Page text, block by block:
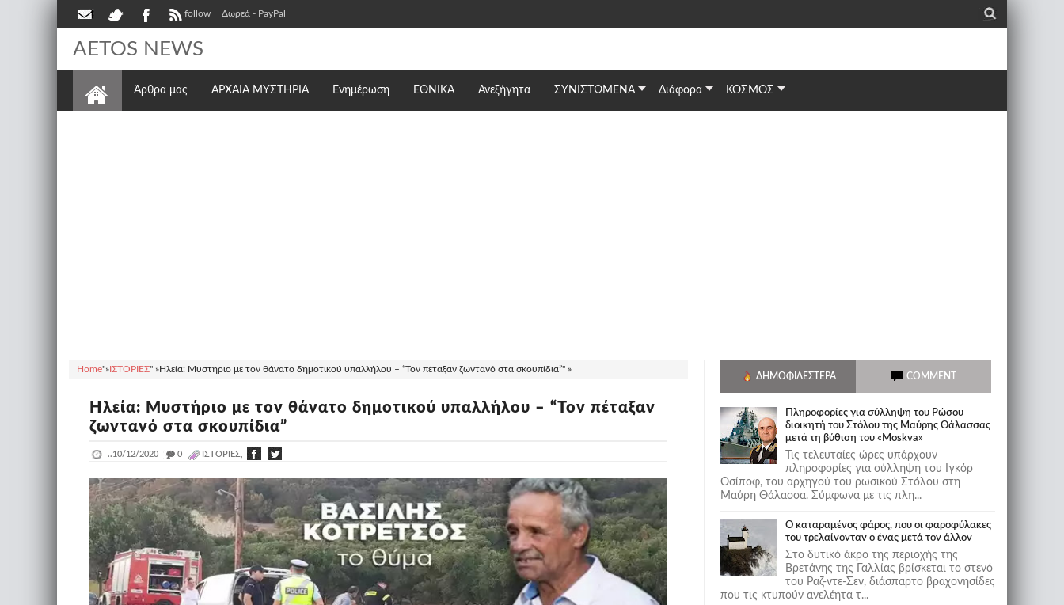
follow Δωρεά - PayPal _
AETOS NEWS
Άρθρα μας ΑΡΧΑΙΑ ΜΥΣΤΗΡΙΑ Ενημέρωση ΕΘΝΙΚΆ Ανεξήγητα ΣΥΝΙΣΤΩΜΕΝΑ Διάφορα ΚΟΣΜΟΣ
Home"»ΙΣΤΟΡΙΕΣ" »Ηλεία: Μυστήριο με τον θάνατο δημοτικού υπαλλήλου – “Τον πέταξαν ζωντανό στα σκουπίδια”" »
Ηλεία: Μυστήριο με τον θάνατο δημοτικού υπαλλήλου – “Τον πέταξαν
ζωντανό στα σκουπίδια”
..10/12/2020 _ 0 ΙΣΤΟΡΙΕΣ,
ΔΗΜΟΦΙΛΈΣΤΕΡΑ COMMENT
Πληροφορίες για σύλληψη του Ρώσου
διοικητή του Στόλου της Mαύρης Θάλασσας
μετά τη βύθιση του «Moskva»
Τις τελευταίες ώρες υπάρχουν
πληροφορίες για σύλληψη του Ιγκόρ
Οσίποφ, του αρχηγού του ρωσικού Στόλου στη
Μαύρη Θάλασσα. Σύμφωνα με τις πλη...
Ο καταραμένος φάρος, που οι φαροφύλακες
του τρελαίνονταν ο ένας μετά τον άλλον
Στο δυτικό άκρο της περιοχής της
Βρετάνης της Γαλλίας βρίσκεται το στενό
του Ραζ-ντε-Σεν, διάσπαρτο βραχονησίδες
που τις κτυπούν ανελέητα τ...